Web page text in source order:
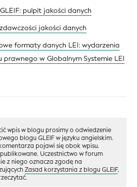
pulpit jakości danych
jakości danych
formaty danych LEI: wydarzenia
w Globalnym Systemie LEI
wpis w blogu prosimy o odwiedzenie
blogu GLEIF w języku angielskim.
pojawi się obok wpisu.
Uczestnictwo w forum
z niego oznacza zgodę na
Zasad korzystania z blogu GLEIF,